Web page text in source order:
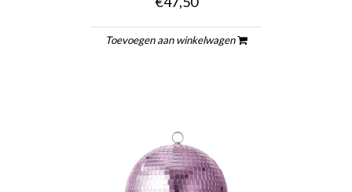
Toevoegen aan winkelwagen